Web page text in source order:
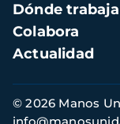
Dónde
Colabora
Actualidad
Información
de
© 2026 Manos